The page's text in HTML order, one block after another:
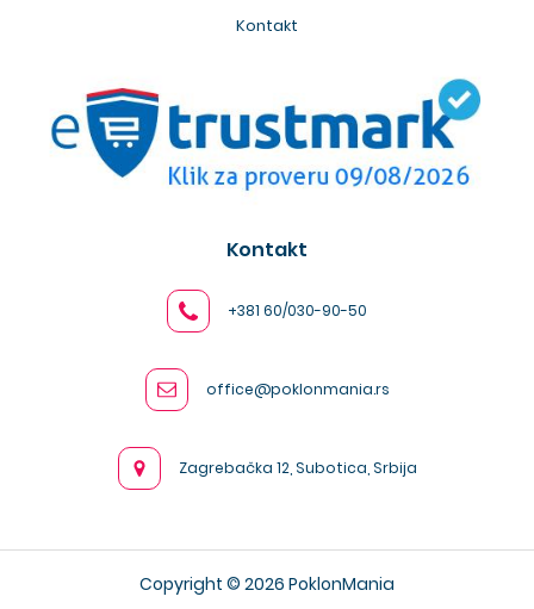
Kontakt
Kontakt
+381 60/030-90-50
office@poklonmania.rs
Zagrebačka 12, Subotica, Srbija
Copyright © 2026 PoklonMania